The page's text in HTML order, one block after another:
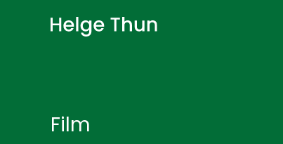
Film